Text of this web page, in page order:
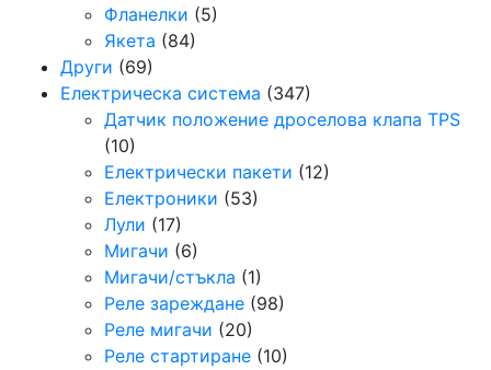
Фланелки (5)
Якета (84)
Други (69)
Електрическа система (347)
Датчик положение дроселова клапа TPS
(10)
Електрически пакети (12)
Електроники (53)
Лули (17)
Мигачи (6)
Мигачи/стъкла (1)
Реле зареждане (98)
Реле мигачи (20)
Реле стартиране (10)